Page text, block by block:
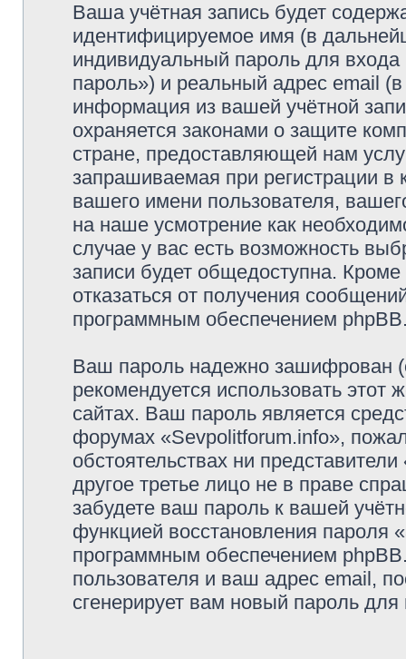
Ваша учётная запись будет
идентифицируемое имя (в
индивидуальный пароль для
пароль») и реальный адрес email
информация из вашей учётной
охраняется законами о защите
стране, предоставляющей нам
запрашиваемая при регистрации
вашего имени пользователя,
на наше усмотрение как
случае у вас есть возможность
записи будет общедоступна. Кроме
отказаться от получения
программным обеспечением
Ваш пароль надежно зашифрован
рекомендуется использовать этот
сайтах. Ваш пароль является
форумах «Sevpolitforum.info»,
обстоятельствах ни
другое третье лицо не в праве
забудете ваш пароль к вашей
функцией восстановления пароля
программным обеспечением
пользователя и ваш адрес email,
сгенерирует вам новый пароль